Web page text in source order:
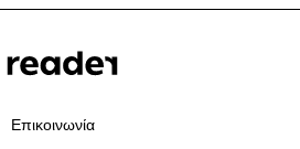
Επικοινωνία